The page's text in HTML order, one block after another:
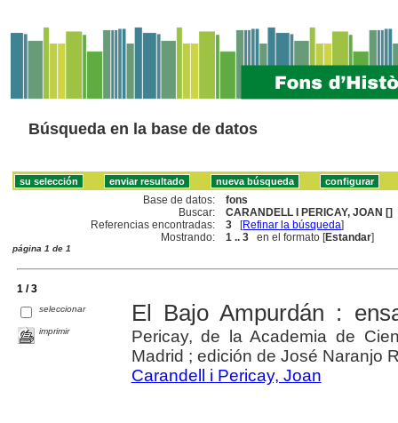
Búsqueda en la base de datos
Base de datos:
fons
Buscar:
CARANDELL I PERICAY, JOAN []
Referencias encontradas:
3 [Refinar la búsqueda]
Mostrando:
1 .. 3 en el formato [Estandar]
página 1 de 1
1 / 3
seleccionar
imprimir
El Bajo Ampurdán :
Pericay, de la Academia de
Madrid ; edición de José Naranjo
Carandell i Pericay, Joan